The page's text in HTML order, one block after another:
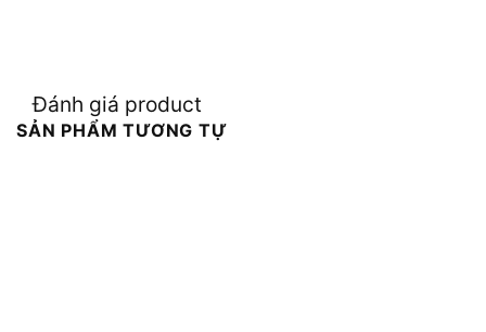
Đánh giá product
SẢN PHẨM TƯƠNG TỰ